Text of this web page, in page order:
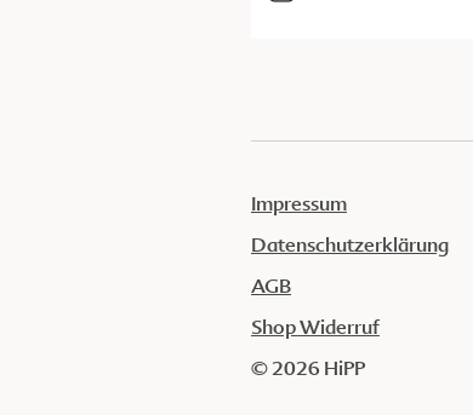
Impressum
Datenschutzerklärung
AGB
Shop Widerruf
© 2026 HiPP